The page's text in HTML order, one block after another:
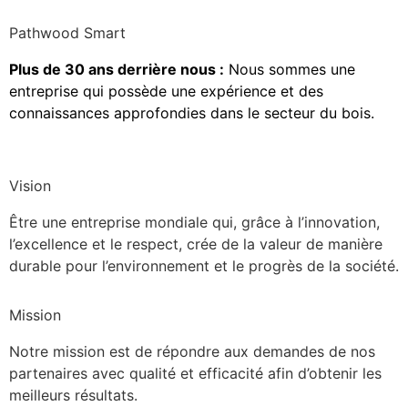
Pathwood Smart
Plus de 30 ans derrière nous : Nous sommes une
entreprise qui possède une expérience et des
connaissances approfondies dans le secteur du bois.
Vision
Être une entreprise mondiale qui, grâce à l’innovation,
l’excellence et le respect, crée de la valeur de manière
durable pour l’environnement et le progrès de la société.
Mission
Notre mission est de répondre aux demandes de nos
partenaires avec qualité et efficacité afin d’obtenir les
meilleurs résultats.